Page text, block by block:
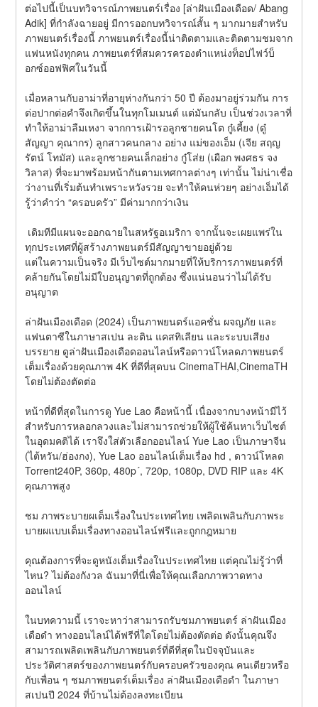
ต่อไปนี้เป็นบทวิจารณ์ภาพยนตร์เรื่อง [ล่าฝันเมืองเดือด/ Abang
Adik] ที่กำลังฉายอยู่ มีการออกบทวิจารณ์สั้น ๆ มากมายสำหรับ
ภาพยนตร์เรื่องนี้ ภาพยนตร์เรื่องนี้น่าติดตามและติดตามชมจาก
แฟนหนังทุกคน ภาพยนตร์ที่สมควรครองตำแหน่งท็อปไฟว์บ็
อกซ์ออฟฟิศในวันนี้
เมื่อหลานกับอาม่าที่อายุห่างกันกว่า 50 ปี ต้องมาอยู่ร่วมกัน การ
ต่อปากต่อคำจึงเกิดขึ้นในทุกโมเมนต์ แต่มันกลับ เป็นช่วงเวลาที่
ทำให้อาม่าลืมเหงา จากการเฝ้ารอลูกชายคนโต กู๋เคี้ยง (ดู๋
สัญญา คุณากร) ลูกสาวคนกลาง อย่าง แม่ของเอ็ม (เจีย สฤญ
รัตน์ โทมัส) และลูกชายคนเล็กอย่าง กู๋โส่ย (เผือก พงศธร จง
วิลาส) ที่จะมาพร้อมหน้ากันตามเทศกาลต่างๆ เท่านั้น ไม่น่าเชื่อ
ว่างานที่เริ่มต้นทำเพราะหวังรวย จะทำให้คนห่วยๆ อย่างเอ็มได้
รู้ว่าคำว่า “ครอบครัว” มีค่ามากกว่าเงิน
ทุกประเทศที่ผู้สร้างภาพยนตร์มีสัญญาขายอยู่ด้วย
แต่ในความเป็นจริง มีเว็บไซต์มากมายที่ให้บริการภาพยนตร์ที่
คล้ายกันโดยไม่มีใบอนุญาตที่ถูกต้อง ซึ่งแน่นอนว่าไม่ได้รับ
อนุญาต
ล่าฝันเมืองเดือด (2024) เป็นภาพยนตร์แอคชั่น ผจญภัย และ
แฟนตาซีในภาษาสเปน ละติน แคสทิเลียน และระบบเสียง
บรรยาย ดูล่าฝันเมืองเดือดออนไลน์หรือดาวน์โหลดภาพยนตร์
เต็มเรื่องด้วยคุณภาพ 4K ที่ดีที่สุดบน CinemaTHAI,CinemaTH
โดยไม่ต้องตัดต่อ
หน้าที่ดีที่สุดในการดู Yue Lao คือหน้านี้ เนื่องจากบางหน้ามีไว้
สำหรับการหลอกลวงและไม่สามารถช่วยให้ผู้ใช้ค้นหาเว็บไซต์
ในอุดมคติได้ เราจึงใส่ตัวเลือกออนไลน์ Yue Lao เป็นภาษาจีน
(ไต้หวัน/ฮ่องกง), Yue Lao ออนไลน์เต็มเรื่อง hd , ดาวน์โหลด
Torrent240P, 360p, 480p´, 720p, 1080p, DVD RIP และ 4K
คุณภาพสูง
ชม ภาพระบายผเต็มเรื่องในประเทศไทย เพลิดเพลินกับภาพระ
บายผแบบเต็มเรื่องทางออนไลน์ฟรีและถูกกฎหมาย
คุณต้องการที่จะดูหนังเต็มเรื่องในประเทศไทย แต่คุณไม่รู้ว่าที่
ไหน? ไม่ต้องกังวล ฉันมาที่นี่เพื่อให้คุณเลือกภาพวาดทาง
ออนไลน์
ในบทความนี้ เราจะหาว่าสามารถรับชมภาพยนตร์ ล่าฝันเมือง
เดือดำ ทางออนไลน์ได้ฟรีที่ใดโดยไม่ต้องตัดต่อ ดังนั้นคุณจึง
สามารถเพลิดเพลินกับภาพยนตร์ที่ดีที่สุดในปัจจุบันและ
ประวัติศาสตร์ของภาพยนตร์กับครอบครัวของคุณ คนเดียวหรือ
กับเพื่อน ๆ ชมภาพยนตร์เต็มเรื่อง ล่าฝันเมืองเดือดำ ในภาษา
สเปนปี 2024 ที่บ้านไม่ต้องลงทะเบียน